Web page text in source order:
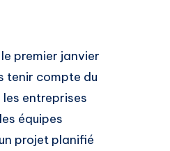
premier janvier
tenir compte du
entreprises
équipes
projet planifié